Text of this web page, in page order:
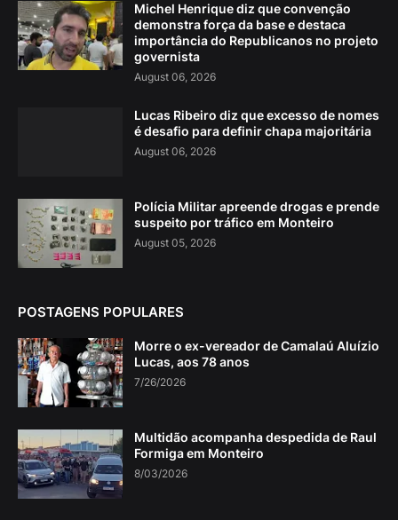
Michel Henrique diz que convenção
demonstra força da base e destaca
importância do Republicanos no projeto
governista
August 06, 2026
Lucas Ribeiro diz que excesso de nomes
é desafio para definir chapa majoritária
August 06, 2026
Polícia Militar apreende drogas e prende
suspeito por tráfico em Monteiro
August 05, 2026
POSTAGENS POPULARES
Morre o ex-vereador de Camalaú Aluízio
Lucas, aos 78 anos
7/26/2026
Multidão acompanha despedida de Raul
Formiga em Monteiro
8/03/2026